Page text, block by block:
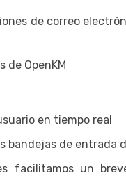
de correo
OpenKM
en tiempo real
de entrada
facilitamos un